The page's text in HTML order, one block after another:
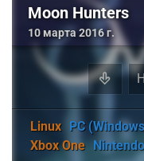
Moon Hunters
10 марта 2016 г.
Linux PC
Xbox One